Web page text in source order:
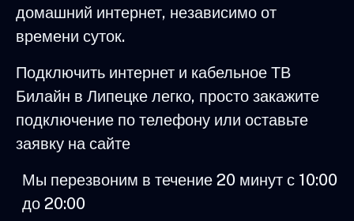
домашний интернет, независимо от
времени суток.
Подключить интернет и кабельное ТВ
Билайн в Липецке легко, просто закажите
подключение по телефону или оставьте
заявку на сайте
Мы перезвоним в течение 20 минут с 10:00
до 20:00